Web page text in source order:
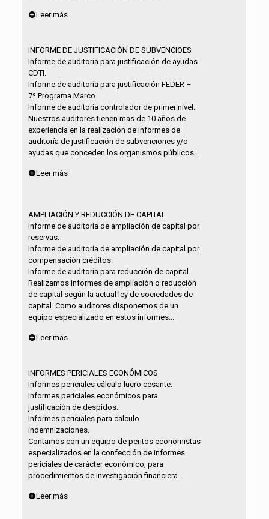
Leer más
INFORME DE JUSTIFICACIÓN DE SUBVENCIOES
Informe de auditoría para justificación de ayudas
CDTI.
Informe de auditoría para justificación FEDER –
7º Programa Marco.
Informe de auditoría controlador de primer nivel.
Nuestros auditores tienen mas de 10 años de
experiencia en la realizacion de informes de
auditoría de justificación de subvenciones y/o
ayudas que conceden los organismos públicos...
Leer más
AMPLIACIÓN Y REDUCCIÓN DE CAPITAL
Informe de auditoría de ampliación de capital por
reservas.
Informe de auditoría de ampliación de capital por
compensación créditos.
Informe de auditoría para reducción de capital.
Realizamos informes de ampliación o reducción
de capital según la actual ley de sociedades de
capital. Como auditores disponemos de un
equipo especializado en estos informes...
Leer más
INFORMES PERICIALES ECONÓMICOS
Informes periciales cálculo lucro cesante.
Informes periciales económicos para
justificación de despidos.
Informes periciales para calculo
indemnizaciones.
Contamos con un equipo de peritos economistas
especializados en la confección de informes
periciales de carácter económico, para
procedimientos de investigación financiera...
Leer más